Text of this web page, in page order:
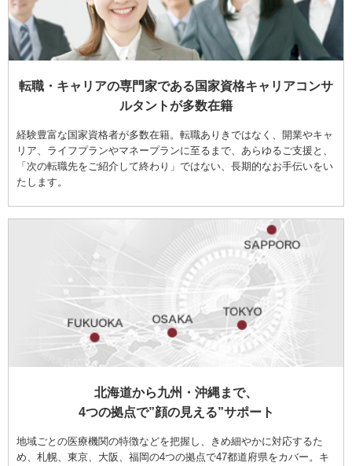
転職・キャリアの専門家である国家資格キャリアコンサ
ルタントが多数在籍
経験豊富な国家資格者が多数在籍。転職ありきではなく、開業やキャ
リア、ライフプランやマネープランに至るまで、あらゆるご支援と、
「次の転職先をご紹介して終わり」ではない、長期的なお手伝いをい
たします。
北海道から九州・沖縄まで、
4つの拠点で”顔の見える”サポート
地域ごとの医療機関の特徴などを把握し、きめ細やかに対応するた
め、札幌、東京、大阪、福岡の4つの拠点で47都道府県をカバー。キ